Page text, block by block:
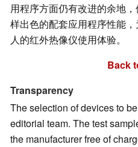
用程序方面仍有改进的余地
样出色的配套应用程序性能
人的红外热像仪使用体验。
Back
Transparency
The selection of devices to
editorial team. The test
the manufacturer free of